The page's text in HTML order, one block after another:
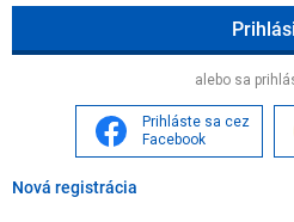
alebo sa
Prihláste sa cez
Facebook
Nová registrácia